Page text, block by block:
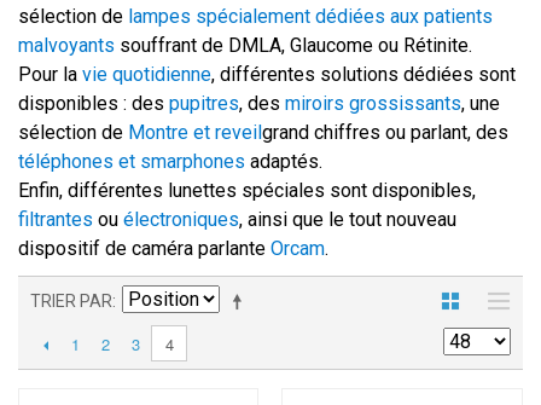
sélection de lampes spécialement dédiées aux patients
malvoyants souffrant de DMLA, Glaucome ou Rétinite.
Pour la vie quotidienne, différentes solutions dédiées sont
disponibles : des pupitres, des miroirs grossissants, une
sélection de Montre et reveilgrand chiffres ou parlant, des
téléphones et smarphones adaptés.
Enfin, différentes lunettes spéciales sont disponibles,
filtrantes ou électroniques, ainsi que le tout nouveau
dispositif de caméra parlante Orcam.
TRIER PAR
1 2 3 4